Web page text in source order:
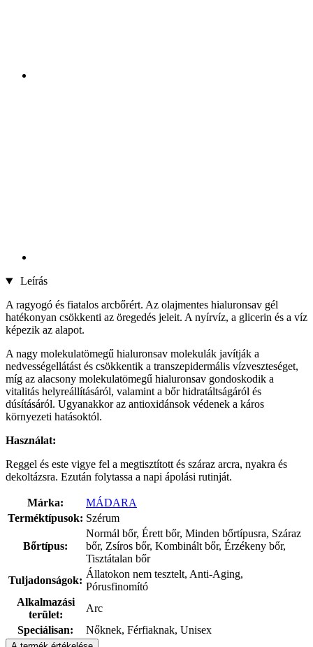
Leírás
A ragyogó és fiatalos arcbőrért. Az olajmentes hialuronsav gél
hatékonyan csökkenti az öregedés jeleit. A nyírvíz, a glicerin és a víz
képezik az alapot.
A nagy molekulatömegű hialuronsav molekulák javítják a
nedvességellátást és csökkentik a transzepidermális vízveszteséget,
míg az alacsony molekulatömegű hialuronsav gondoskodik a
vitalitás helyreállításáról, valamint a bőr hidratáltságáról és
dúsításáról. Ugyanakkor az antioxidánsok védenek a káros
környezeti hatásoktól.
Használat:
Reggel és este vigye fel a megtisztított és száraz arcra, nyakra és
dekoltázsra. Ezután folytassa a napi ápolási rutinját.
Márka:
MÁDARA
Terméktípusok: Szérum
Bőrtípus:
Normál bőr, Érett bőr, Minden bőrtípusra, Száraz
bőr, Zsíros bőr, Kombinált bőr, Érzékeny bőr,
Tisztátalan bőr
Tuljadonságok:
Állatokon nem tesztelt, Anti-Aging,
Pórusfinomító
Alkalmazási
terület:
Arc
Speciálisan:
Nőknek, Férfiaknak, Unisex